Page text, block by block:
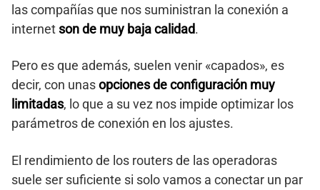
las compañías que nos suministran la conexión a
internetson de muy baja calidad.
Pero es que además, suelen venir «capados», es
decir, con unasopciones de configuración muy
limitadas, lo que a su vez nos impide optimizar los
parámetros de conexión en los ajustes.
El rendimiento de los routers de las operadoras
suele ser suficiente si solo vamos a conectar un par